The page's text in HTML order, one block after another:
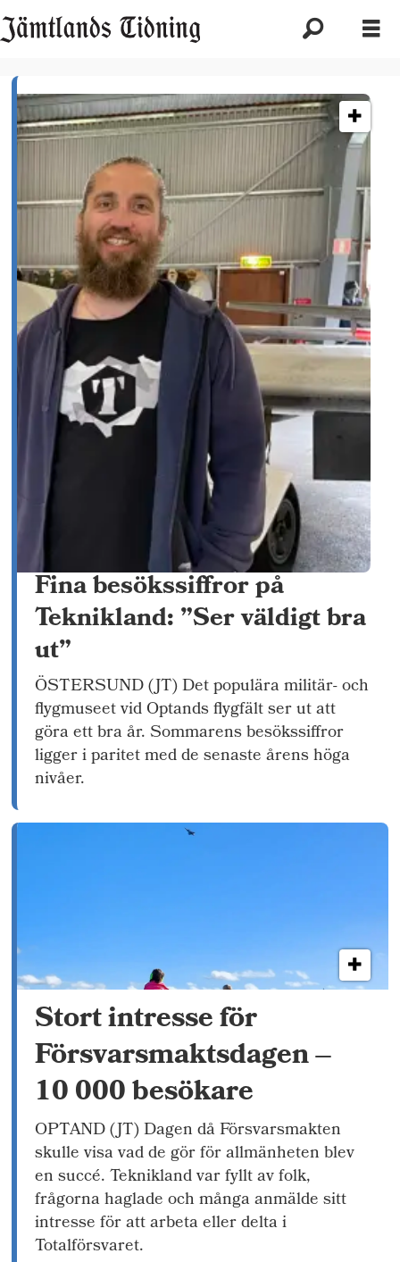
Etikett:
optands
flygfält
Fina besökssiffror på
Teknikland: ”Ser väldigt bra
ut”
ÖSTERSUND (JT) Det populära militär- och
flygmuseet vid Optands flygfält ser ut att
göra ett bra år. Sommarens besökssiffror
ligger i paritet med de senaste årens höga
nivåer.
Stort intresse för
Försvarsmaktsdagen –
10 000 besökare
OPTAND (JT) Dagen då Försvarsmakten
skulle visa vad de gör för allmänheten blev
en succé. Teknikland var fyllt av folk,
frågorna haglade och många anmälde sitt
intresse för att arbeta eller delta i
Totalförsvaret.